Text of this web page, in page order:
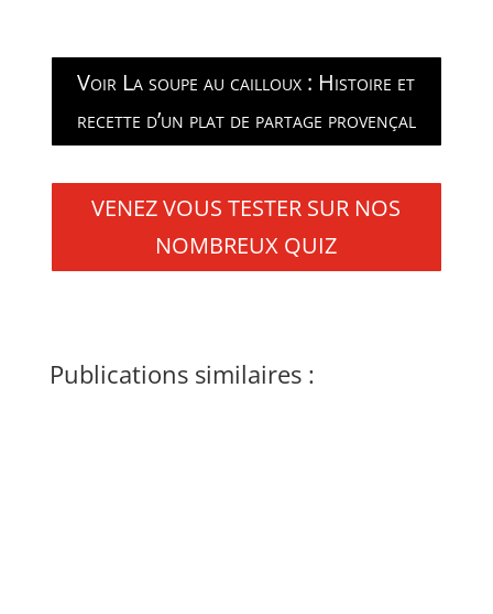
Voir La soupe au cailloux : Histoire et
recette d’un plat de partage provençal
VENEZ VOUS TESTER SUR NOS
NOMBREUX QUIZ
Publications similaires :